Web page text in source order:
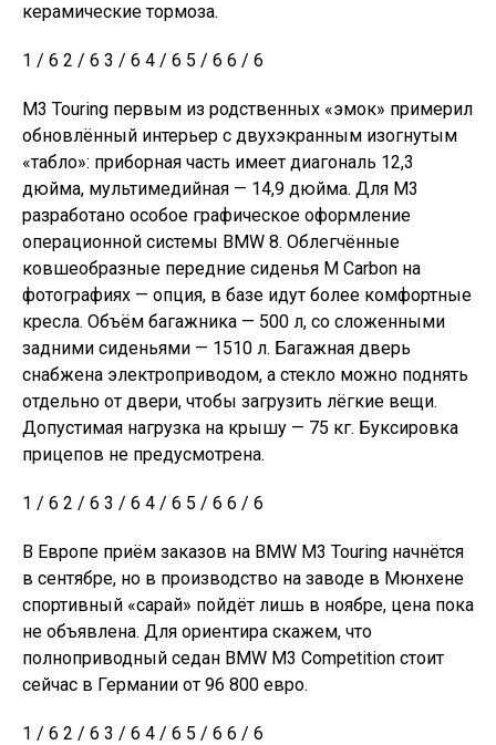
керамические тормоза.
1 / 6 2 / 6 3 / 6 4 / 6 5 / 6 6 / 6
M3 Touring первым из родственных «эмок» примерил
обновлённый интерьер с двухэкранным изогнутым
«табло»: приборная часть имеет диагональ 12,3
дюйма, мультимедийная — 14,9 дюйма. Для М3
разработано особое графическое оформление
операционной системы BMW 8. Облегчённые
ковшеобразные передние сиденья M Carbon на
фотографиях — опция, в базе идут более комфортные
кресла. Объём багажника — 500 л, со сложенными
задними сиденьями — 1510 л. Багажная дверь
снабжена электроприводом, а стекло можно поднять
отдельно от двери, чтобы загрузить лёгкие вещи.
Допустимая нагрузка на крышу — 75 кг. Буксировка
прицепов не предусмотрена.
1 / 6 2 / 6 3 / 6 4 / 6 5 / 6 6 / 6
В Европе приём заказов на BMW M3 Touring начнётся
в сентябре, но в производство на заводе в Мюнхене
спортивный «сарай» пойдёт лишь в ноябре, цена пока
не объявлена. Для ориентира скажем, что
полноприводный седан BMW M3 Competition стоит
сейчас в Германии от 96 800 евро.
1 / 6 2 / 6 3 / 6 4 / 6 5 / 6 6 / 6